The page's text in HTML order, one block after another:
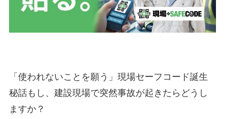
「使われないことを願う」現場セーフコード誕生
秘話もし、建設現場で突然事故が起きたらどうし
ますか？